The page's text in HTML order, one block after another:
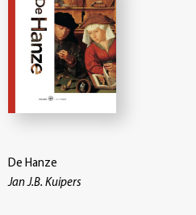
De Hanze
Jan J.B. Kuipers